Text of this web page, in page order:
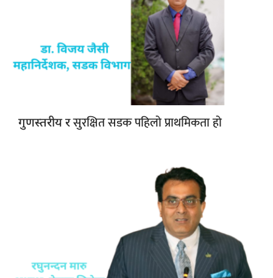
गुणस्तरीय रसुरक्षित सडक पहिलो प्राथमिकता हो